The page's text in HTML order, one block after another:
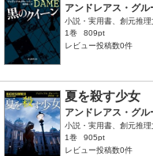
アンドレアス・グル
小説・実用書、創元推理
1巻
809pt
レビュー投稿数0件
夏を殺す少女
アンドレアス・グル
小説・実用書、創元推理
1巻
905pt
レビュー投稿数0件